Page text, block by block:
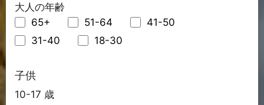
大人の年齢
65+
51-64
41-50
31-40
18-30
子供
10-17 歳